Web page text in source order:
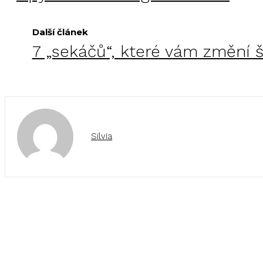
Další článek
7 „sekáčů“, které vám změní
Silvia